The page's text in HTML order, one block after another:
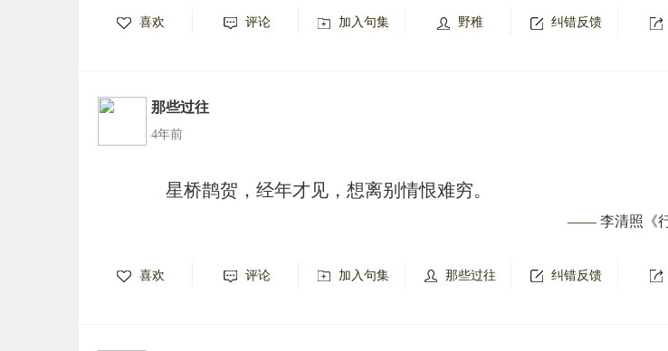
喜欢 评论 加入句集 野稚 纠错反馈
那些过往
4年前
星桥鹊贺，经年才见，想离别情恨难穷。
—— 李清照 《
喜欢 评论 加入句集 那些过往 纠错反馈